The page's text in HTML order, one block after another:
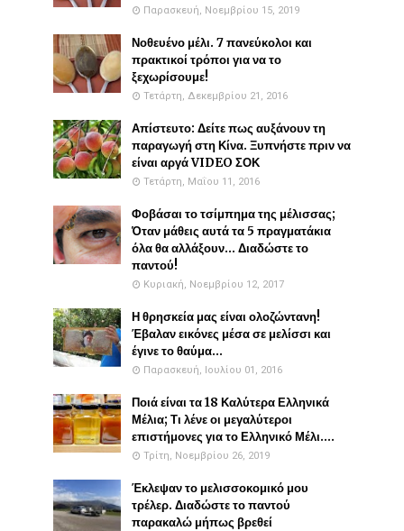
Παρασκευή, Νοεμβρίου 15, 2019
Νοθευένο μέλι. 7 πανεύκολοι και
πρακτικοί τρόποι για να το
ξεχωρίσουμε!
Τετάρτη, Δεκεμβρίου 21, 2016
Απίστευτο: Δείτε πως αυξάνουν τη
παραγωγή στη Κίνα. Ξυπνήστε πριν να
είναι αργά VIDEO ΣΟΚ
Τετάρτη, Μαΐου 11, 2016
Φοβάσαι το τσίμπημα της μέλισσας;
Όταν μάθεις αυτά τα 5 πραγματάκια
όλα θα αλλάξουν... Διαδώστε το
παντού!
Κυριακή, Νοεμβρίου 12, 2017
Η θρησκεία μας είναι ολοζώντανη!
Έβαλαν εικόνες μέσα σε μελίσσι και
έγινε το θαύμα...
Παρασκευή, Ιουλίου 01, 2016
Ποιά είναι τα 18 Καλύτερα Ελληνικά
Μέλια; Τι λένε οι μεγαλύτεροι
επιστήμονες για το Ελληνικό Μέλι....
Τρίτη, Νοεμβρίου 26, 2019
Έκλεψαν το μελισσοκομικό μου
τρέλερ. Διαδώστε το παντού
παρακαλώ μήπως βρεθεί